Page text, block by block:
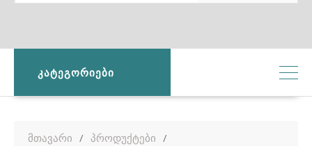
ᲙᲐᲢᲔᲒᲝᲠᲘᲔᲑᲘ
მთავარი
პროდუქტები